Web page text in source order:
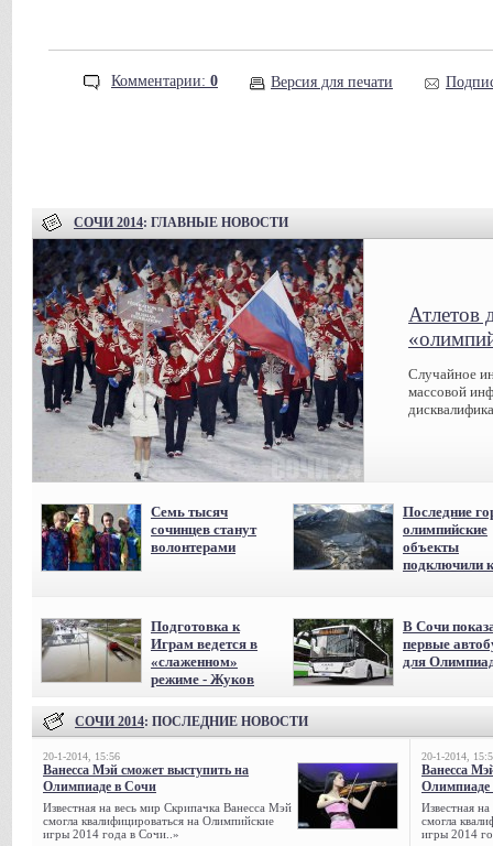
Комментарии: 0 Версия для печати
СОЧИ 2014: ГЛАВНЫЕ НОВОСТИ
Атлетов
Случайное
массовой
Семь тысяч
сочинцев станут
волонтерами
Последние
олимпийские
объекты
подключили
Подготовка к
Играм ведется в
«слаженном»
режиме - Жуков
В Сочи
первые
для
СОЧИ 2014: ПОСЛЕДНИЕ НОВОСТИ
20-1-2014, 15:56
Ванесса Мэй сможет выступить на
Олимпиаде в Сочи
Известная на весь мир Скрипачка Ванесса Мэй
смогла квалифицироваться на Олимпийские
игры 2014 года в Сочи..»
20-1-2014,
Ванесса
Олимпиаде
Известная
смогла
игры 2014